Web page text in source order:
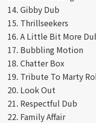
14. Gibby Dub
15. Thrillseekers
16. A Little Bit More
17. Bubbling Motion
18. Chatter Box
19. Tribute To Marty
20. Look Out
21. Respectful Dub
22. Family Affair